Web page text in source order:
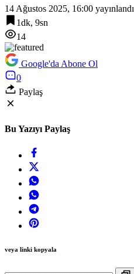
14 Ağustos 2025, 16:00 yayınlandı
1dk, 9sn
14
Google'da Abone Ol
0
Paylaş
Bu Yazıyı Paylaş
veya linki kopyala